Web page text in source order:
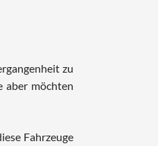
zu
aber möchten
Fahrzeuge